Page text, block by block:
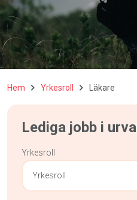
Hem Yrkesroll Läkare
Lediga jobb i urval
Yrkesroll
Yrkesroll